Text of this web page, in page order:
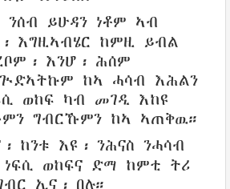
ንሰብ ይሁዳን ነቶም ኣብ
፡ እግዚኣብሄር ከምዚ ይብል
፡ እንሆ፡ ሕሰም
ከኣ ሓሳብ
እሕልን
ወከፍ ካብ መገዲ እከዩ
ግብርኹምን ከኣ ኣጠቅዉ።
ከንቱ እዩ ፡ ንሕናስ ንሓሳብ
ነፍሲ ወከፍና ድማ ከምቲ ትሪ
ኢና፡ በሉ።